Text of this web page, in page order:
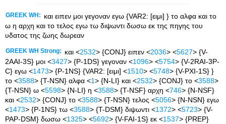
GREEK WH:
και ειπεν μοι γεγοναν εγω {VAR2: [ειμι] } το αλφα και το
ω η αρχη και το τελος εγω τω διψωντι δωσω εκ της πηγης του
υδατος της ζωης δωρεαν
GREEK WH Strong: και <2532> {CONJ} ειπεν <2036> <5627> {V-
2AAI-3S} μοι <3427> {P-1DS} γεγοναν <1096> <5754> {V-2RAI-3P-
C} εγω <1473> {P-1NS} {VAR2: [ειμι] <1510> <5748> {V-PXI-1S} }
το <3588> {T-NSN} αλφα <1> {N-LI} και <2532> {CONJ} το <3588>
{T-NSN} ω <5598> {N-LI} η <3588> {T-NSF} αρχη <746> {N-NSF}
και <2532> {CONJ} το <3588> {T-NSN} τελος <5056> {N-NSN} εγω
<1473> {P-1NS} τω <3588> {T-DSM} διψωντι <1372> <5723> {V-
PAP-DSM} δωσω <1325> <5692> {V-FAI-1S} εκ <1537> {PREP}